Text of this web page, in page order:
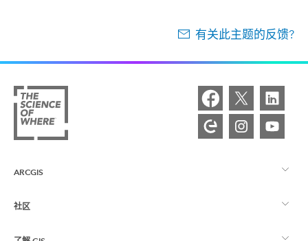
有关此主题的反馈?
ARCGIS
ArcGIS 概览
社区